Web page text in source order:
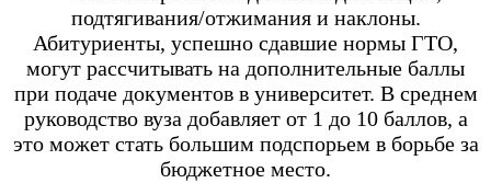
подтягивания/отжимания и наклоны.
Абитуриенты, успешно сдавшие нормы ГТО,
могут рассчитывать на дополнительные баллы
при подаче документов в университет. В среднем
руководство вуза добавляет от 1 до 10 баллов, а
это может стать большим подспорьем в борьбе за
бюджетное место.